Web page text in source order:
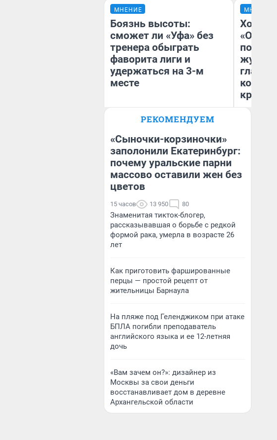
МНЕНИЕ
Боязнь высоты:
сможет ли «Уфа» без
тренера обыграть
фаворита лиги и
удержаться на 3-м
месте
Антон Селиверстов
МНЕНИЕ
Хоть
РЕКОМЕНДУЕМ
«Сыночки-корзиночки»
заполонили Екатеринбург:
почему уральские парни
массово оставили жен без
цветов
15 часов 13 950 80
Знаменитая тикток-блогер,
рассказывавшая о борьбе с редкой
формой рака, умерла в возрасте 26
лет
Как приготовить фаршированные
перцы — простой рецепт от
жительницы Барнаула
На пляже под Геленджиком при атаке
БПЛА погибли преподаватель
английского языка и ее 12-летняя
дочь
«Вам зачем он?»: дизайнер из
Москвы за свои деньги
восстанавливает дом в деревне
Архангельской области